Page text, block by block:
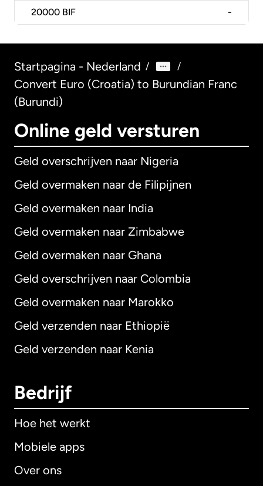
20000 BIF -
Startpagina - Nederland / /
Convert Euro (Croatia) to Burundian Franc
(Burundi)
Online geld versturen
Geld overschrijven naar Nigeria
Geld overmaken naar de Filipijnen
Geld overmaken naar India
Geld overmaken naar Zimbabwe
Geld overmaken naar Ghana
Geld overschrijven naar Colombia
Geld overmaken naar Marokko
Geld verzenden naar Ethiopië
Geld verzenden naar Kenia
Bedrijf
Hoe het werkt
Mobiele apps
Over ons